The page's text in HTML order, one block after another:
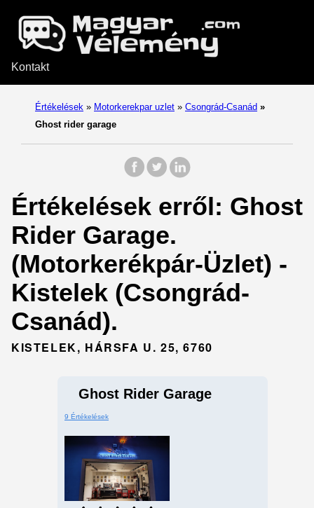
Kontakt
Értékelések » Motorkerekpar uzlet » Csongrád-Csanád »
Ghost rider garage
Értékelések erről: Ghost
Rider Garage.
(Motorkerékpár-Üzlet) -
Kistelek (Csongrád-
Csanád).
KISTELEK, HÁRSFA U. 25, 6760
Ghost Rider Garage
9 Értékelések